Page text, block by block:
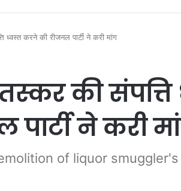
करने की रीजनल पार्टी ने करी मांग
की संपत्ति
ने करी
of liquor